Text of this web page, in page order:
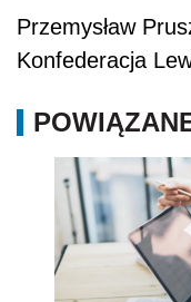
Przemysław
Konfederacja